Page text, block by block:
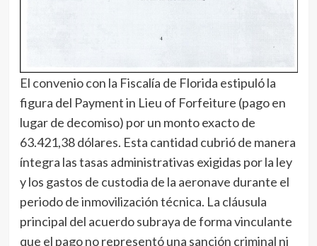
El convenio con la Fiscalía de Florida estipuló la
figura del Payment in Lieu of Forfeiture (pago en
lugar de decomiso) por un monto exacto de
63.421,38 dólares. Esta cantidad cubrió de manera
íntegra las tasas administrativas exigidas por la ley
y los gastos de custodia de la aeronave durante el
periodo de inmovilización técnica. La cláusula
principal del acuerdo subraya de forma vinculante
que el pago no representó una sanción criminal ni